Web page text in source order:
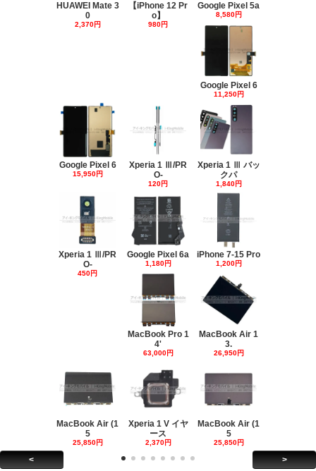
HUAWEI Mate 3
0
2,370円
【iPhone 12 Pr
o】
980円
Google Pixel 5a
8,580円
Google Pixel 6
11,250円
Google Pixel 6
15,950円
Xperia 1 Ⅲ/PR
O-
120円
Xperia 1 Ⅲ バッ
クパ
1,840円
Xperia 1 Ⅲ/PR
O-
450円
Google Pixel 6a
1,180円
iPhone 7-15 Pro
1,200円
MacBook Pro 1
4'
63,000円
MacBook Air 1
3.
26,950円
MacBook Air (1
5
25,850円
Xperia 1 V イヤ
ース
2,370円
MacBook Air (1
5
25,850円
< >